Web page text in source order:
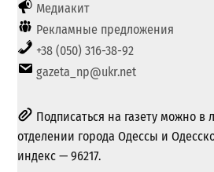
Медиакит
Рекламные предложения
+38 (050) 316-38-92
gazeta_np@ukr.net
Подписаться на газету можно в
отделении города Одессы и
индекс — 96217.